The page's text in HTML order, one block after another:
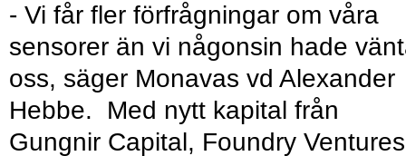
- Vi får fler förfrågningar om våra
sensorer än vi någonsin hade
oss, säger Monavas vd Alexander
Hebbe. Med nytt kapital från
Gungnir Capital, Foundry Ventures